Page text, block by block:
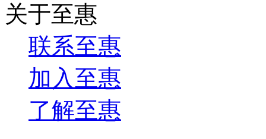
关于至惠
联系至惠
加入至惠
了解至惠